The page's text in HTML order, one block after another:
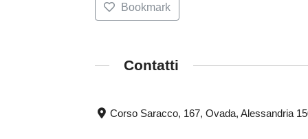
Bookmark
Contatti
Corso Saracco, 167, Ovada, Alessandria